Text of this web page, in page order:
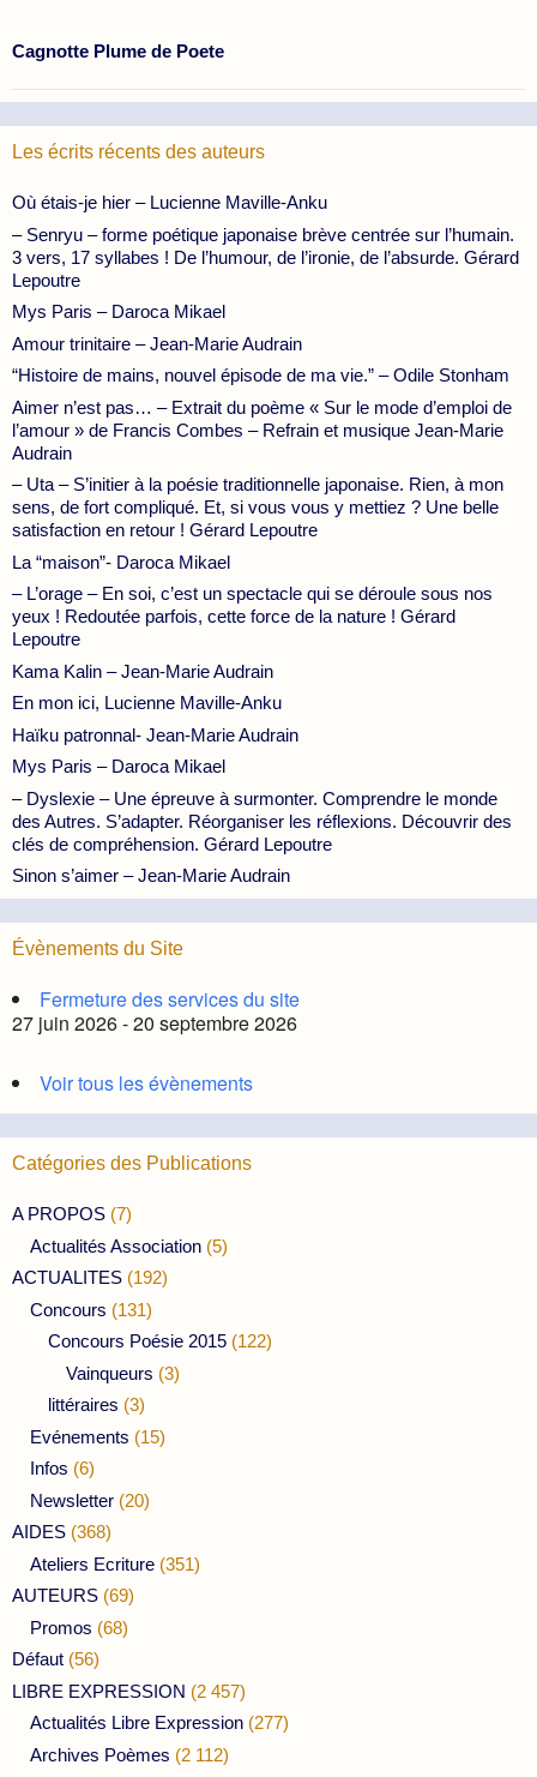
Cagnotte Plume de Poete
Les écrits récents des auteurs
Où étais-je hier – Lucienne Maville-Anku
– Senryu – forme poétique japonaise brève centrée sur l’humain.
3 vers, 17 syllabes ! De l’humour, de l’ironie, de l’absurde. Gérard
Lepoutre
Mys Paris – Daroca Mikael
Amour trinitaire – Jean-Marie Audrain
“Histoire de mains, nouvel épisode de ma vie.” – Odile Stonham
Aimer n’est pas… – Extrait du poème « Sur le mode d’emploi de
l’amour » de Francis Combes – Refrain et musique Jean-Marie
Audrain
– Uta – S’initier à la poésie traditionnelle japonaise. Rien, à mon
sens, de fort compliqué. Et, si vous vous y mettiez ? Une belle
satisfaction en retour ! Gérard Lepoutre
La “maison”- Daroca Mikael
– L’orage – En soi, c’est un spectacle qui se déroule sous nos
yeux ! Redoutée parfois, cette force de la nature ! Gérard
Lepoutre
Kama Kalin – Jean-Marie Audrain
En mon ici, Lucienne Maville-Anku
Haïku patronnal- Jean-Marie Audrain
Mys Paris – Daroca Mikael
– Dyslexie – Une épreuve à surmonter. Comprendre le monde
des Autres. S’adapter. Réorganiser les réflexions. Découvrir des
clés de compréhension. Gérard Lepoutre
Sinon s’aimer – Jean-Marie Audrain
Évènements du Site
Fermeture des services du site
27 juin 2026 - 20 septembre 2026
Voir tous les évènements
Catégories des Publications
A PROPOS (7)
Actualités Association (5)
ACTUALITES (192)
Concours (131)
Concours Poésie 2015 (122)
Vainqueurs (3)
littéraires (3)
Evénements (15)
Infos (6)
Newsletter (20)
AIDES (368)
Ateliers Ecriture (351)
AUTEURS (69)
Promos (68)
Défaut (56)
LIBRE EXPRESSION (2 457)
Actualités Libre Expression (277)
Archives Poèmes (2 112)